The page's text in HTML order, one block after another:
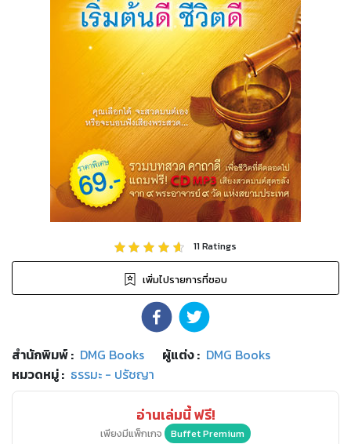
11Ratings
เพิ่มไปรายการที่ชอบ
สำนักพิมพ์: DMG Books ผู้แต่ง : DMG Books
หมวดหมู่: ธรรมะ - ปรัชญา
อ่านเล่มนี้ ฟรี!
เพียงมีแพ็กเกจ Buffet Premium